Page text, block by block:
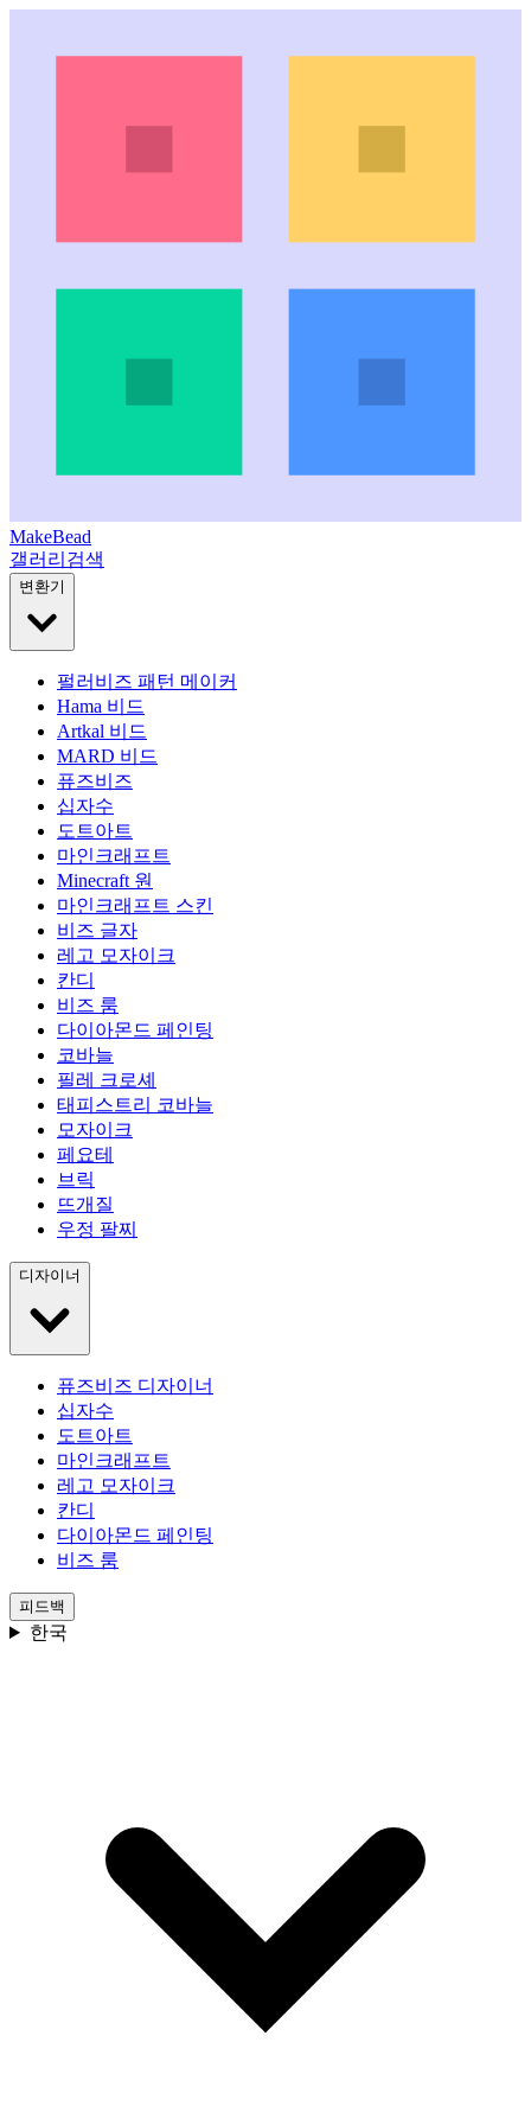
MakeBead
갤러리 검색
변환기
펄러비즈 패턴 메이커
Hama 비드
Artkal 비드
MARD 비드
퓨즈비즈
십자수
도트아트
마인크래프트
Minecraft 원
마인크래프트 스킨
비즈 글자
레고 모자이크
칸디
비즈 룸
다이아몬드 페인팅
코바늘
필레 크로셰
태피스트리 코바늘
모자이크
페요테
브릭
뜨개질
우정 팔찌
디자이너
퓨즈비즈 디자이너
십자수
도트아트
마인크래프트
레고 모자이크
칸디
다이아몬드 페인팅
비즈 룸
피드백
한국